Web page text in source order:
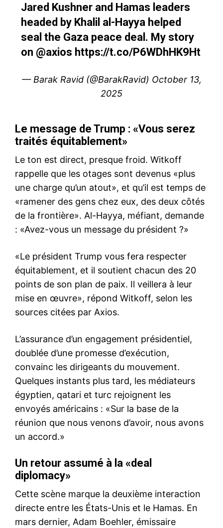
Jared Kushner and Hamas leaders
headed by Khalil al-Hayya helped
seal the Gaza peace deal. My story
on @axios https://t.co/P6WDhHK9Ht
— Barak Ravid (@BarakRavid) October 13,
2025
Le message de Trump : «Vous serez
traités équitablement»
Le ton est direct, presque froid. Witkoff
rappelle que les otages sont devenus «plus
une charge qu’un atout», et qu’il est temps de
«ramener des gens chez eux, des deux côtés
de la frontière». Al-Hayya, méfiant, demande
: «Avez-vous un message du président ?»
«Le président Trump vous fera respecter
équitablement, et il soutient chacun des 20
points de son plan de paix. Il veillera à leur
mise en œuvre», répond Witkoff, selon les
sources citées par Axios.
L’assurance d’un engagement présidentiel,
doublée d’une promesse d’exécution,
convainc les dirigeants du mouvement.
Quelques instants plus tard, les médiateurs
égyptien, qatari et turc rejoignent les
envoyés américains : «Sur la base de la
réunion que nous venons d’avoir, nous avons
un accord.»
Un retour assumé à la «deal
diplomacy»
Cette scène marque la deuxième interaction
directe entre les États-Unis et le Hamas. En
mars dernier, Adam Boehler, émissaire